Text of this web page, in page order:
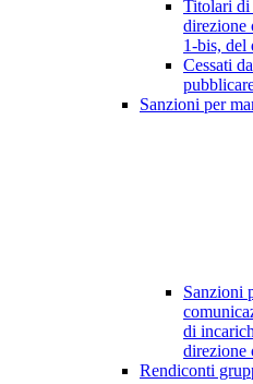
Titolari di
direzione
1-bis, del
Cessati
Sanzioni per
Sanzioni
di
direzione
Rendiconti